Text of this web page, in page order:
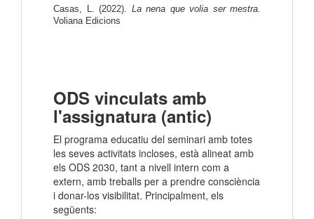
Casas, L. (2022). La nena que volia ser mestra.
Voliana Edicions
ODS vinculats amb
l'assignatura (antic)
El programa educatiu del seminari amb totes
les seves activitats incloses, està alineat amb
els ODS 2030, tant a nivell intern com a
extern, amb treballs per a prendre consciència
i donar-los visibilitat. Principalment, els
següents: